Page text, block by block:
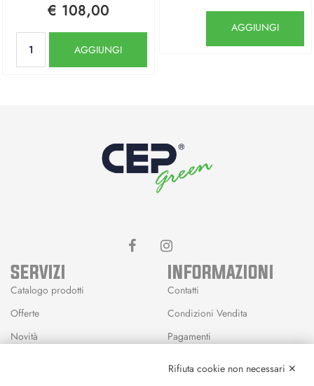
€ 108,00
AGGIUNGI
AGGIUNGI
SERVIZI
Catalogo prodotti
Offerte
Novità
INFORMAZIONI
Contatti
Condizioni Vendita
Pagamenti
Rifiuta cookie non necessari ✕